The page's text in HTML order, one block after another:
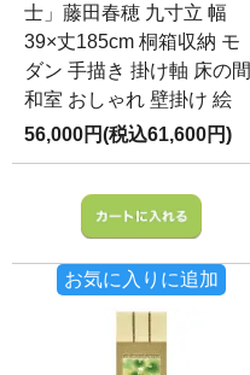
士」藤田春穂 九寸立 幅
39×丈185cm 桐箱収納 モ
ダン 手描き 掛け軸 床の間
和室 おしゃれ 壁掛け 絵
56,000円(税込61,600円)
お気に入りに追加